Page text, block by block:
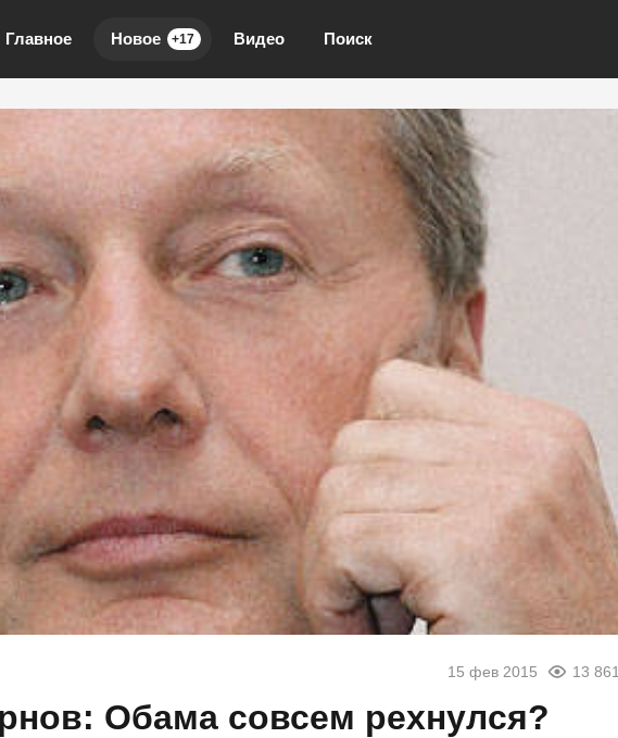
Главное Новое +17 Видео Поиск
15 фев 2015 13 861
Обама совсем рехнулся?